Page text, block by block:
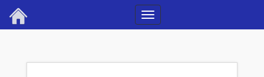
Toggle